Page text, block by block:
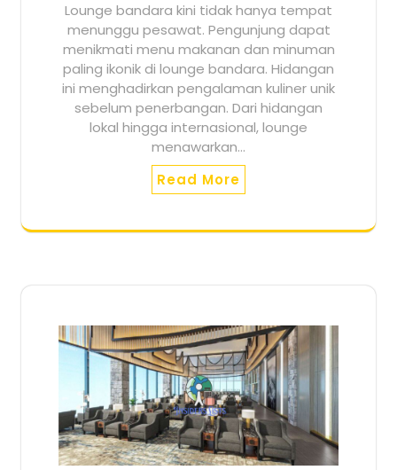
Lounge bandara kini tidak hanya tempat
menunggu pesawat. Pengunjung dapat
menikmati menu makanan dan minuman
paling ikonik di lounge bandara. Hidangan
ini menghadirkan pengalaman kuliner unik
sebelum penerbangan. Dari hidangan
lokal hingga internasional, lounge
menawarkan…
Read More